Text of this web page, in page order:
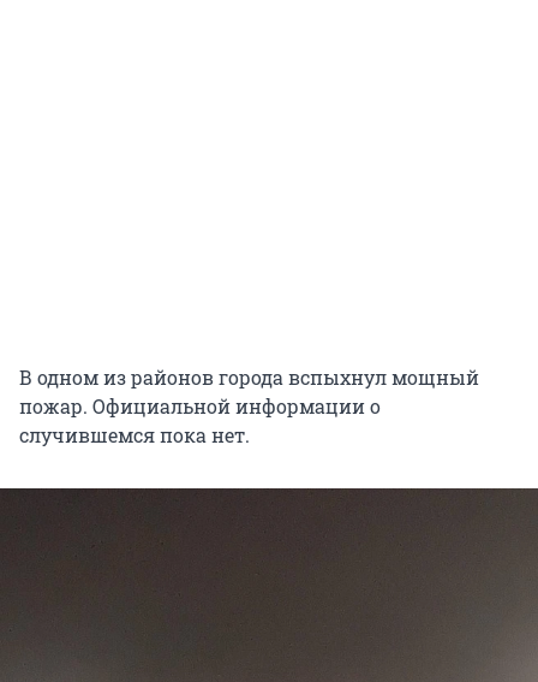
В одном из районов города вспыхнул мощный
пожар. Официальной информации о
случившемся пока нет.